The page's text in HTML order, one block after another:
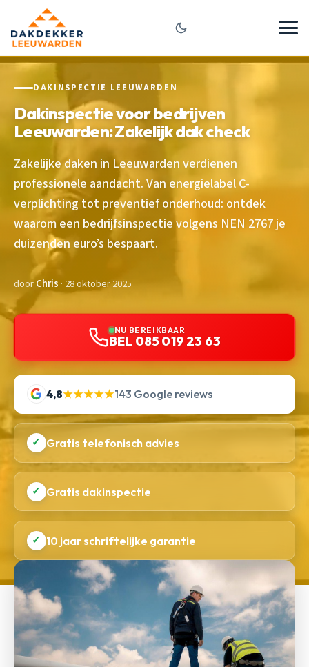
DAKINSPECTIE LEEUWARDEN
Dakinspectie voor bedrijven
Leeuwarden: Zakelijk dak check
Zakelijke daken in Leeuwarden verdienen
professionele aandacht. Van energielabel C-
verplichting tot preventief onderhoud: ontdek
waarom een bedrijfsinspectie volgens NEN 2767 je
duizenden euro’s bespaart.
doorChris · 28 oktober 2025
NU BEREIKBAAR
BEL 085 019 23 63
4,8★★★★★143 Google reviews
✓ Gratis telefonisch advies
✓ Gratis dakinspectie
✓ 10 jaar schriftelijke garantie